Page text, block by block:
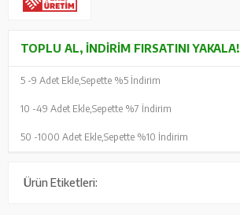
TOPLU AL, İNDIRIM FIRSATINI YAKALA!
5 -9 Adet Ekle, Sepette %5 İndirim
10 -49 Adet Ekle, Sepette %7 İndirim
50 -1000 Adet Ekle, Sepette %10 İndirim
Ürün Etiketleri: